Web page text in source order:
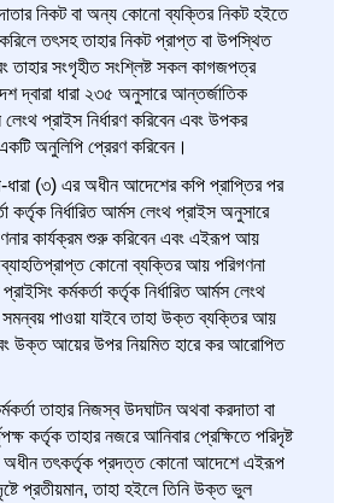
নিকট বা অন্য কোনো ব্যক্তির নিকট হইতে
তৎসহ তাহার নিকট প্রাপ্ত বা উপস্থিত
তাহার সংগৃহীত সংশ্লিষ্ট সকল কাগজপত্র
দ্বারা ধারা ২৩৫ অনুসারে আন্তর্জাতিক
প্রাইস নির্ধারণ করিবেন এবং উপকর
অনুলিপি প্রেরণ করিবেন।
(৩) এর অধীন আদেশের কপি প্রাপ্তির পর
কর্তৃক নির্ধারিত আর্মস লেংথ প্রাইস অনুসারে
কার্যক্রম শুরু করিবেন এবং এইরূপ আয়
কোনো ব্যক্তির আয় পরিগণনা
কর্মকর্তা কর্তৃক নির্ধারিত আর্মস লেংথ
পাওয়া যাইবে তাহা উক্ত ব্যক্তির আয়
উক্ত আয়ের উপর নিয়মিত হারে কর আরোপিত
তাহার নিজস্ব উদঘাটন অথবা করদাতা বা
কর্তৃক তাহার নজরে আনিবার প্রেক্ষিতে পরিদৃষ্ট
অধীন তৎকর্তৃক প্রদত্ত কোনো আদেশে এইরূপ
প্রতীয়মান, তাহা হইলে তিনি উক্ত ভুল